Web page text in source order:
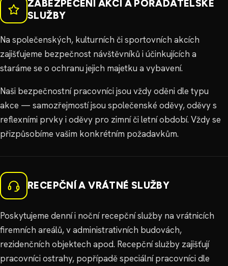
ZABEZPEČENÍ AKCÍ A POŘADATELSKÉ
SLUŽBY
Na společenských, kulturních či sportovních akcích
zajišťujeme bezpečnost návštěvníků i účinkujících a
staráme se o ochranu jejich majetku a vybavení.
Naši bezpečnostní pracovníci jsou vždy oděni dle typu
akce — samozřejmostí jsou společenské oděvy, oděvy s
reflexními prvky i oděvy pro zimní či letní období. Vždy se
přizpůsobíme vašim konkrétním požadavkům.
RECEPČNÍ A VRÁTNÉ SLUŽBY
Poskytujeme denní i noční recepční služby na vrátnicích
firemních areálů, v administrativních budovách,
rezidenčních objektech apod. Recepční služby zajišťují
pracovníci ostrahy, popřípadě speciální pracovníci dle